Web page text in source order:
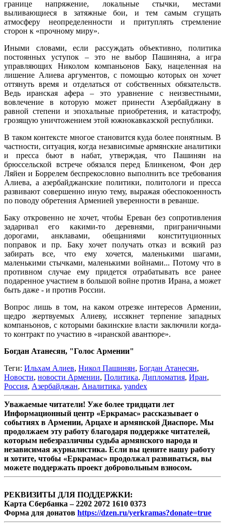
границе напряжение, локальные стычки, местами
выливающиеся в затяжные бои, и тем самым сгущать
атмосферу неопределенности и притуплять стремление
сторон к «прочному миру».
Иными словами, если рассуждать объективно, политика
постоянных уступок – это не выбор Пашиняна, а игра
управляющих Николом компаньонов Баку, нацеленная на
лишение Алиева аргументов, с помощью которых он хочет
оттянуть время и отделаться от собственных обязательств.
Ведь иранская афера – это уравнение с неизвестными,
вовлечение в которую может принести Азербайджану в
равной степени и эпохальные приобретения, и катастрофу,
грозящую уничтожением этой южнокавказской республики.
В таком контексте многое становится куда более понятным. В
частности, ситуация, когда независимые армянские аналитики
и пресса бьют в набат, утверждая, что Пашинян на
брюссельской встрече обязался перед Блинкеном, Фон дер
Ляйен и Боррелем беспрекословно выполнить все требования
Алиева, а азербайджанские политики, политологи и пресса
развивают совершенно иную тему, выражая обеспокоенность
по поводу обретения Арменией уверенности в реванше.
Баку откровенно не хочет, чтобы Ереван без сопротивления
задаривал его какими-то деревнями, приграничными
дорогами, анклавами, обещаниями конституционных
поправок и пр. Баку хочет получать отказ и всякий раз
забирать все, что ему хочется, маленькими шагами,
маленькими стычками, маленькими войнами... Потому что в
противном случае ему придется отрабатывать все ранее
подаренное участием в большой войне против Ирана, а может
быть даже - и против России.
Вопрос лишь в том, на каком отрезке интересов Армении,
щедро жертвуемых Алиеву, иссякнет терпение западных
компаньонов, с которыми бакинские власти заключили когда-
то контракт по участию в «иранской авантюре».
Богдан Атанесян, "Голос Армении"
Теги: Ильхам Алиев, Никол Пашинян, Богдан Атанесян,
Новости, новости Армении, Политика, Дипломатия, Иран,
Россия, Азербайджан, Аналитика, yandex
Уважаемые читатели! Уже более тридцати лет
Информационный центр «Еркрамас» рассказывает о
событиях в Армении, Арцахе и армянской Диаспоре. Мы
продолжаем эту работу благодаря поддержке читателей,
которым небезразличны судьба армянского народа и
независимая журналистика. Если вы цените нашу работу
и хотите, чтобы «Еркрамас» продолжал развиваться, вы
можете поддержать проект добровольным взносом.
РЕКВИЗИТЫ ДЛЯ ПОДДЕРЖКИ:
Карта Сбербанка – 2202 2072 1610 0373
Форма для донатов https://dzen.ru/yerkramas?donate=true